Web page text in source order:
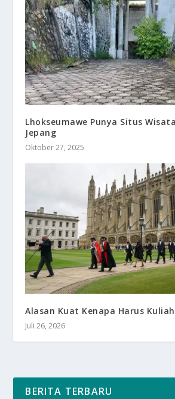
Lhokseumawe Punya Situs
Jepang
Oktober 27, 2025
Alasan Kuat Kenapa Harus
Juli 26, 2026
BERITA TERBARU